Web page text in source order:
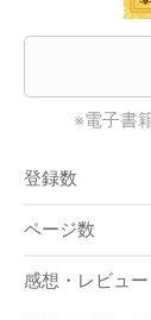
※電子書
登録数
ページ数
感想・レビュー